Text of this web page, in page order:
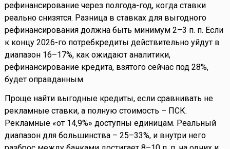
рефинансирование через полгода-год, когда ставки
реально снизятся. Разница в ставках для выгодного
рефинансирования должна быть минимум 2–3 п. п. Если
к концу 2026-го потребкредиты действительно уйдут в
диапазон 16–17%, как ожидают аналитики,
рефинансирование кредита, взятого сейчас под 28%,
будет оправданным.
Проще найти выгодные кредиты, если сравнивать не
рекламные ставки, а полную стоимость – ПСК.
Рекламные «от 14,9%» доступны единицам. Реальный
диапазон для большинства – 25–33%, и внутри него